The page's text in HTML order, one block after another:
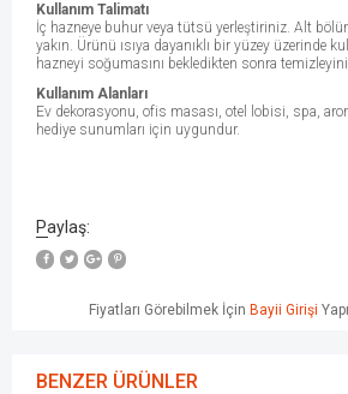
Fiyatları Görebilmek İçin Bayii Girişi
Kullanım Talimatı
İç hazneye buhur veya tütsü yerleştiriniz. Alt
yakın. Ürünü ısıya dayanıklı bir yüzey üzerinde
hazneyi soğumasını bekledikten sonra
Kullanım Alanları
Ev dekorasyonu, ofis masası, otel lobisi, spa,
hediye sunumları için uygundur.
Paylaş:
BENZER ÜRÜNLER